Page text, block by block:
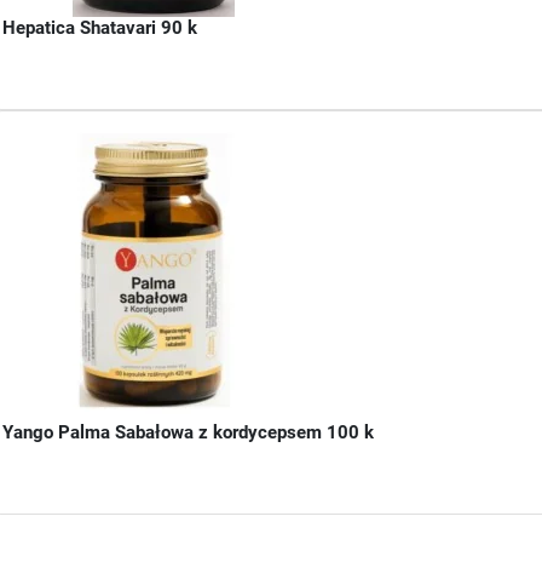
Hepatica Shatavari 90 k
Yango Palma Sabałowa z kordycepsem 100 k